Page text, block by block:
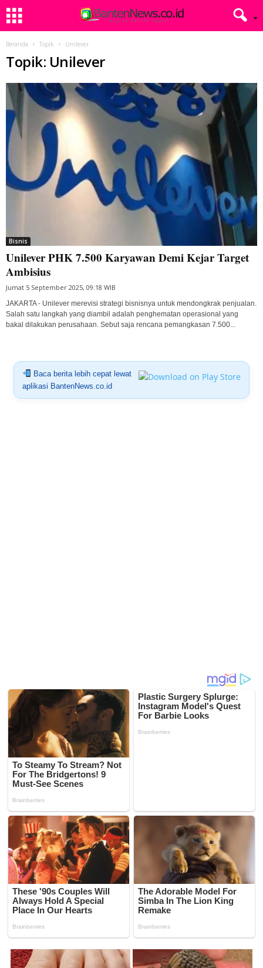
Beranda Topik Unilever
Topik: Unilever
Bisnis
Unilever PHK 7.500 Karyawan Demi Kejar Target
Ambisius
Jumat 5 September 2025, 09:18 WIB
JAKARTA - Unilever merevisi strategi bisnisnya untuk mendongkrak penjualan.
Salah satu langkah yang diambil adalah penghematan operasional yang
bakal dilakukan perusahaan. Sebut saja rencana pemangkasan 7.500...
Baca berita lebih cepat lewat
aplikasi BantenNews.co.id